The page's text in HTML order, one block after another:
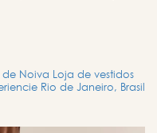
de Noiva Loja de vestidos
Rio de Janeiro, Brasil